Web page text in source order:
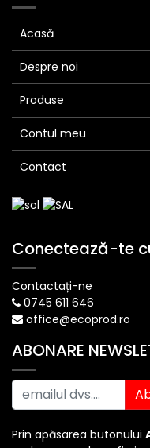
Acasă
Despre noi
Produse
Contul meu
Contact
Conectează-te
Contactați-ne
0745 611 646
office@ecoprod.ro
ABONARE
Prin apăsarea butonului